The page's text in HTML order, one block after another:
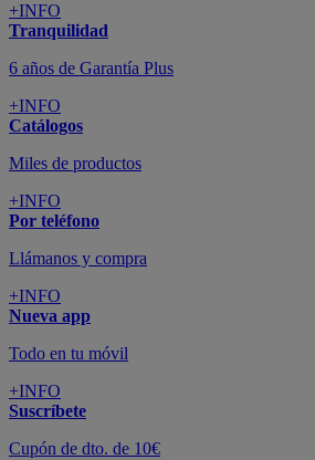
+INFO
Tranquilidad
6 años de Garantía Plus
+INFO
Catálogos
Miles de productos
+INFO
Por teléfono
Llámanos y compra
+INFO
Nueva app
Todo en tu móvil
+INFO
Suscríbete
Cupón de dto. de 10€